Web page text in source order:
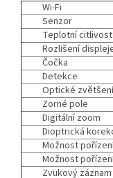
Wi-Fi
Senzor
Teplotní citlivost
Rozlišení
Čočka
Detekce
Optické zvětšení
Zorné pole
Digitální zoom
Dioptrická
Možnost
Možnost
Zvukový záznam